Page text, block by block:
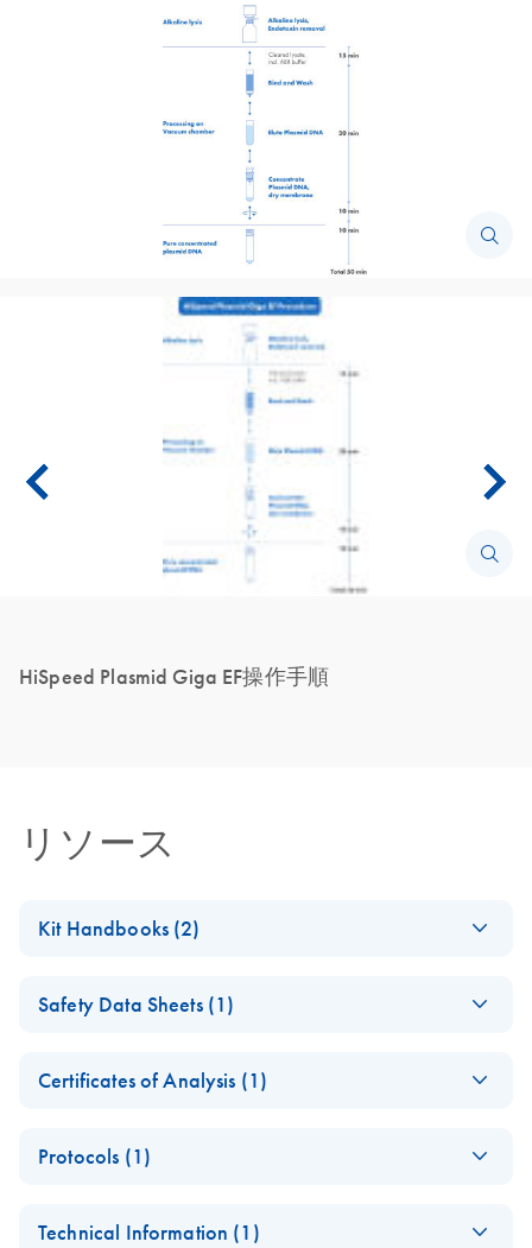
HiSpeed Plasmid Giga EF操作手順
リソース
Kit Handbooks (2)
Mega and Giga EF
Safety Data Sheets (1)
Certificates of Analysis (1)
Protocols (1)
Mega/Giga EF
Technical Information (1)